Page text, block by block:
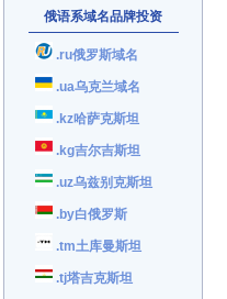
俄语系域名品牌投资
.ru俄罗斯域名
.ua乌克兰域名
.kz哈萨克斯坦
.kg吉尔吉斯坦
.uz乌兹别克斯坦
.by白俄罗斯
.tm土库曼斯坦
.tj塔吉克斯坦